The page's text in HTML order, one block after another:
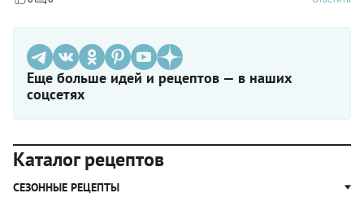
Еще больше идей и рецептов — в наших
соцсетях
Каталог рецептов
СЕЗОННЫЕ РЕЦЕПТЫ